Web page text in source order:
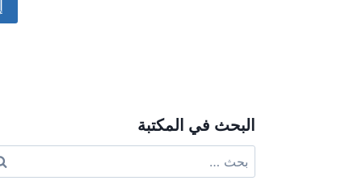
البحث في المكتبة
عن: